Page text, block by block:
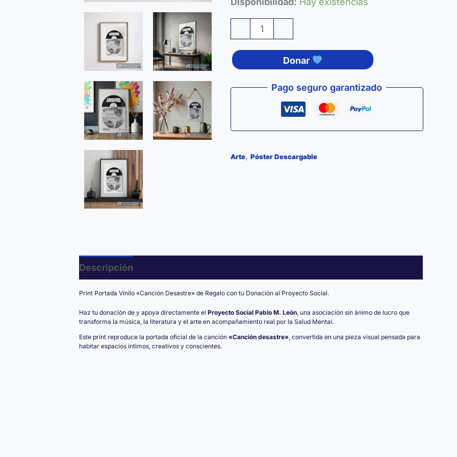
Portada
«Canción
desastre»
Donar
Pago seguro garantizado
Arte, Póster Descargable
Descripción
Print Portada Vinilo «Canción Desastre» de Regalo con tu Donación al Proyecto Social.
Haz tu donación de y apoya directamente el Proyecto Social Pablo M. León, una asociación sin ánimo de lucro que
transforma la música, la literatura y el arte en acompañamiento real por la Salud Mental.
Este print reproduce la portada oficial de la canción «Canción desastre», convertida en una pieza visual pensada para
habitar espacios íntimos, creativos y conscientes.